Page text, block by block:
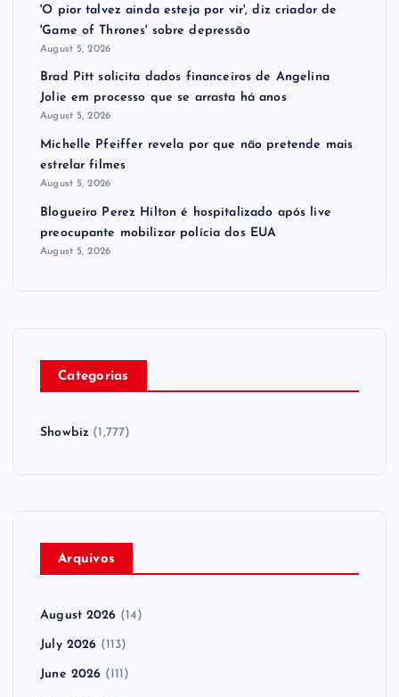
'O pior talvez ainda esteja por vir', diz criador de
'Game of Thrones' sobre depressão
August 5, 2026
Brad Pitt solicita dados financeiros de Angelina
Jolie em processo que se arrasta há anos
August 5, 2026
Michelle Pfeiffer revela por que não pretende mais
estrelar filmes
August 5, 2026
Blogueiro Perez Hilton é hospitalizado após live
preocupante mobilizar polícia dos EUA
August 5, 2026
Categorias
Showbiz (1,777)
Arquivos
August 2026 (14)
July 2026 (113)
June 2026 (111)